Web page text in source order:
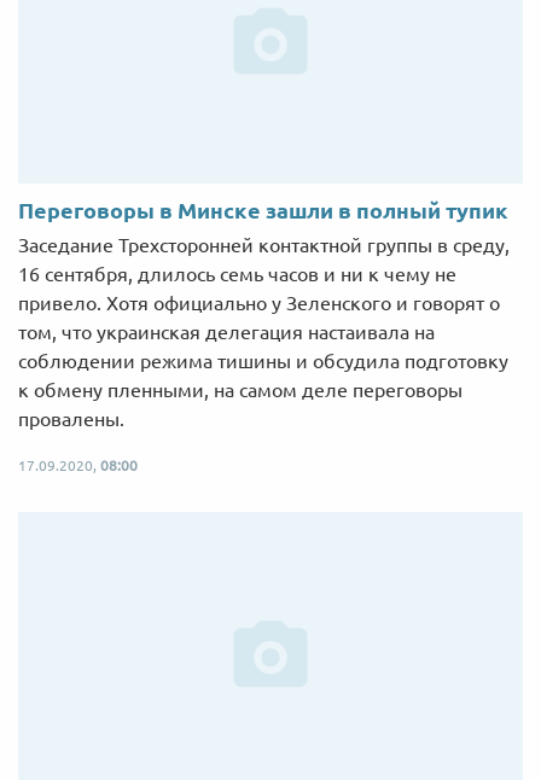
Переговоры в Минске зашли в полный тупик
Заседание Трехсторонней контактной группы в среду,
16 сентября, длилось семь часов и ни к чему не
привело. Хотя официально у Зеленского и говорят о
том, что украинская делегация настаивала на
соблюдении режима тишины и обсудила подготовку
к обмену пленными, на самом деле переговоры
провалены.
17.09.2020, 08:00